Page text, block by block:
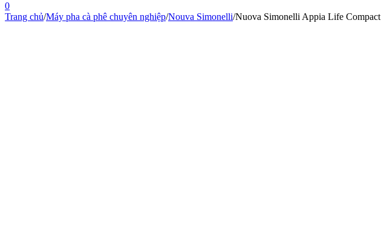
0
Trang chủ/Máy pha cà phê chuyên nghiệp/Nouva Simonelli/Nuova Simonelli Appia Life Compact